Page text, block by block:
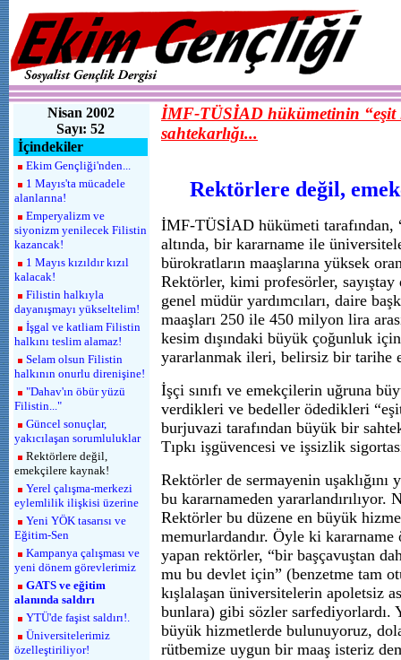
Nisan 2002
Sayı: 52
İçindekiler
Ekim Gençliği'nden...
1 Mayıs'ta mücadele
alanlarına!
Emperyalizm ve
siyonizm yenilecek Filistin
kazancak!
1 Mayıs kızıldır kızıl
kalacak!
Filistin halkıyla
dayanışmayı yükseltelim!
İşgal ve katliam Filistin
halkını teslim alamaz!
Selam olsun Filistin
halkının onurlu direnişine!
"Dahav'ın öbür yüzü
Filistin..."
Güncel sonuçlar,
yakıcılaşan sorumluluklar
Rektörlere değil,
emekçilere kaynak!
Yerel çalışma-merkezi
eylemlilik ilişkisi üzerine
Yeni YÖK tasarısı ve
Eğitim-Sen
Kampanya çalışması ve
yeni dönem görevlerimiz
GATS ve eğitim
alanında saldırı
YTÜ'de faşist saldırı!.
Üniversitelerimiz
özelleştiriliyor!
İMF-TÜSİAD hükümetinin “eşit
sahtekarlığı...
Rektörlere değil,
İMF-TÜSİAD hükümeti tarafından,
altında, bir kararname ile
bürokratların maaşlarına yüksek
Rektörler, kimi profesörler,
genel müdür yardımcıları, daire
maaşları 250 ile 450 milyon lira
kesim dışındaki büyük çoğunluk
yararlanmak ileri, belirsiz bir tarihe
İşçi sınıfı ve emekçilerin uğruna
verdikleri ve bedeller ödedikleri
burjuvazi tarafından büyük bir
Tıpkı işgüvencesi ve işsizlik
Rektörler de sermayenin uşaklığını
bu kararnameden yararlandırılıyor.
Rektörler bu düzene en büyük
memurlardandır. Öyle ki kararname
yapan rektörler, “bir başçavuştan
mu bu devlet için” (benzetme tam
kışlalaşan üniversitelerin apoletsiz
bunlara) gibi sözler sarfediyorlardı.
büyük hizmetlerde bulunuyoruz,
rütbemize uygun bir maaş isteriz